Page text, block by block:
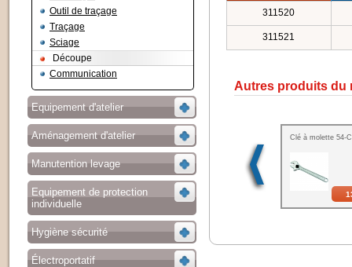
Outil de traçage
Traçage
Sciage
Découpe
Communication
Equipement d'atelier
Aménagement d'atelier
Manutention levage
Equipement de protection
individuelle
Hygiène sécurité
Électroportatif
311520
311521
Autres produits du
Clé à molette 54-C